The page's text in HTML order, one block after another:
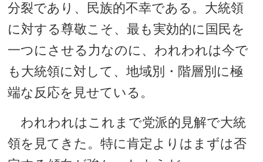
分裂であり、民族的不幸である。大統領
に対する尊敬こそ、最も実効的に国民を
一つにさせる力なのに、われわれは今で
も大統領に対して、地域別・階層別に極
端な反応を見せている。
われわれはこれまで党派的見解で大統
領を見てきた。特に肯定よりはまずは否